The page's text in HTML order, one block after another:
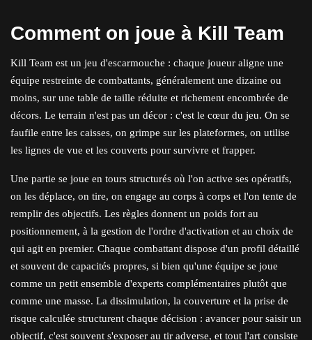
Comment on joue à Kill Team
Kill Team est un jeu d'escarmouche : chaque joueur aligne une
équipe restreinte de combattants, généralement une dizaine ou
moins, sur une table de taille réduite et richement encombrée de
décors. Le terrain n'est pas un décor : c'est le cœur du jeu. On se
faufile entre les caisses, on grimpe sur les plateformes, on utilise
les lignes de vue et les couverts pour survivre et frapper.
Une partie se joue en tours structurés où l'on active ses opératifs,
on les déplace, on tire, on engage au corps à corps et l'on tente de
remplir des objectifs. Les règles donnent un poids fort au
positionnement, à la gestion de l'ordre d'activation et au choix de
qui agit en premier. Chaque combattant dispose d'un profil détaillé
et souvent de capacités propres, si bien qu'une équipe se joue
comme un petit ensemble d'experts complémentaires plutôt que
comme une masse. La dissimulation, la couverture et la prise de
risque calculée structurent chaque décision : avancer pour saisir un
objectif, c'est souvent s'exposer au tir adverse, et tout l'art consiste